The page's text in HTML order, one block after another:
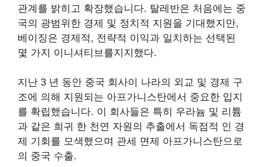
관계를 밝히고 확장했습니다. 탈레반은 처음에는 중
국의 광범위한 경제 및 정치적 지원을 기대했지만,
베이징은 경제적, 전략적 이익과 일치하는 선택된
몇 가지 이니셔티브를지지했다.
지난 3 년 동안 중국 회사이 나라의 외교 및 경제 구
조에 의해 지원되는 아프가니스탄에서 중요한 입지
를 확립했습니다. 이 회사들은 특히 우라늄 및 리튬
과 같은 희귀 한 천연 자원의 추출에서 독점적 인 경
제 기회를 모색했으며 관세 면제 아프가니스탄으로
의 중국 수출.